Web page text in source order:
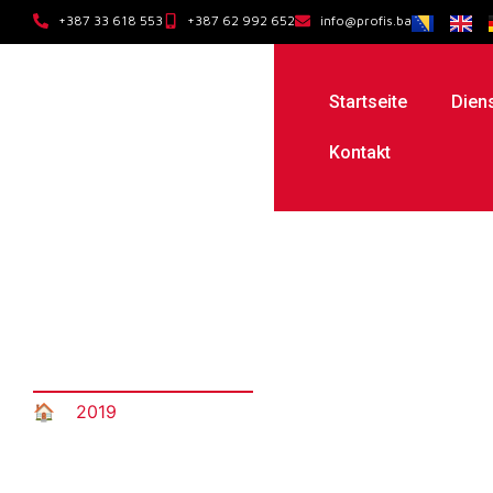
+387 33 618 553 +387 62 992 652 info@profis.ba
Startseite
Kontakt
🏠︎ 2019